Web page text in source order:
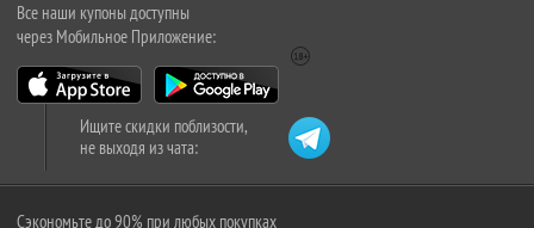
Все наши купоны доступны
через Мобильное Приложение:
Ищите скидки поблизости,
не выходя из чата:
Сэкономьте до 90% при любых покупках